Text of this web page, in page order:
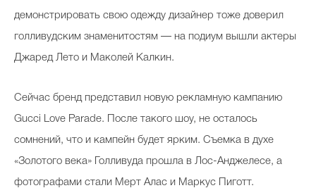
демонстрировать свою одежду дизайнер тоже доверил
голливудским знаменитостям — на подиум вышли актеры
Джаред Лето и Маколей Калкин.
Сейчас бренд представил новую рекламную кампанию
Gucci Love Parade. После такого шоу, не осталось
сомнений, что и кампейн будет ярким. Съемка в духе
«Золотого века» Голливуда прошла в Лос-Анджелесе, а
фотографами стали Мерт Алас и Маркус Пиготт.